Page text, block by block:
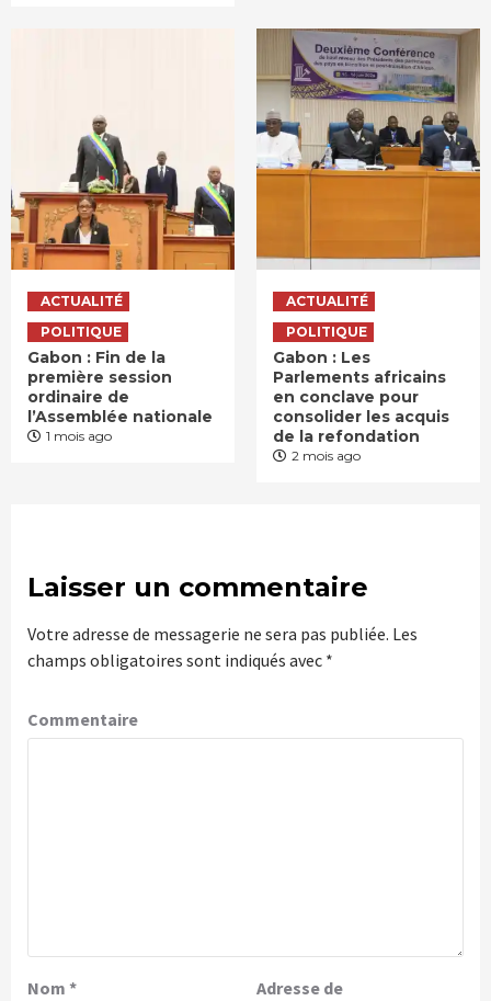
ACTUALITÉ
POLITIQUE
Gabon : Fin de la
première session
ordinaire de
l’Assemblée nationale
1 mois ago
ACTUALITÉ
POLITIQUE
Gabon : Les
Parlements africains
en conclave pour
consolider les acquis
de la refondation
2 mois ago
Laisser un commentaire
Votre adresse de messagerie ne sera pas publiée. Les
champs obligatoires sont indiqués avec *
Commentaire
Nom *
Adresse de